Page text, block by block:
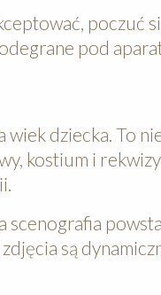
poczuć
pod
dziecka. To
kostium i
scenografia
są